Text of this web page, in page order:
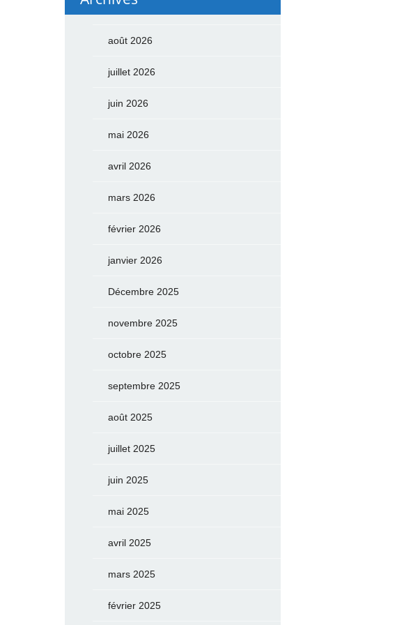
août 2026
juillet 2026
juin 2026
mai 2026
avril 2026
mars 2026
février 2026
janvier 2026
Décembre 2025
novembre 2025
octobre 2025
septembre 2025
août 2025
juillet 2025
juin 2025
mai 2025
avril 2025
mars 2025
février 2025